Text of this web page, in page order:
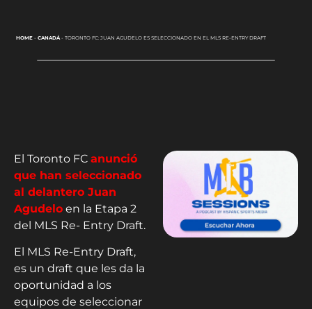
HOME- CANADÁ- TORONTO FC: JUAN AGUDELO ES SELECCIONADO EN EL MLS RE-ENTRY DRAFT
El Toronto FC anunció
que han seleccionado
al delantero Juan
Agudelo en la Etapa 2
del MLS Re- Entry Draft.
El MLS Re-Entry Draft,
es un draft que les da la
oportunidad a los
equipos de seleccionar